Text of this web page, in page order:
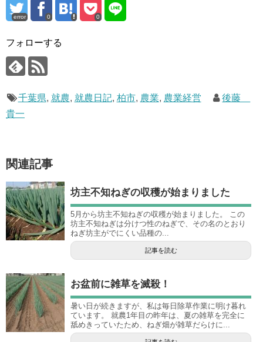
error 0 0
フォローする
千葉県, 就農, 就農日記, 柏市, 農業, 農業経営
後藤
貴一
関連記事
坊主不知ねぎの収穫が始まりました
5月から坊主不知ねぎの収穫が始まりました。 この
坊主不知ねぎは分けつ性のねぎで、その名のとおり
ねぎ坊主がでにくい品種の...
記事を読む
お盆前に雑草を滅殺！
暑い日が続きますが、私は毎日除草作業に明け暮れ
ています。 就農1年目の昨年は、夏の雑草を完全に
舐めきっていたため、ねぎ畑が雑草だらけに...